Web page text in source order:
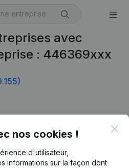
avec
: 446369xxx
nos cookies !
d'utilisateur,
informations sur la façon dont
Informations d’entreprise
Monitoring